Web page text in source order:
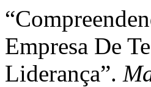
Empresa De
Liderança”.